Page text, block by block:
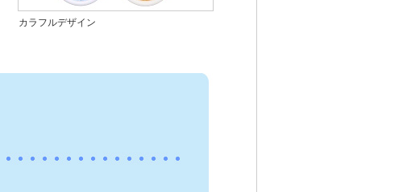
カラフルデザイン